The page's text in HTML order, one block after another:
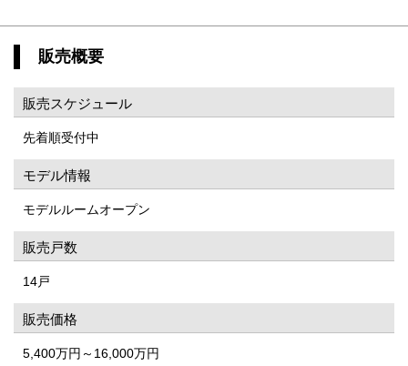
販売概要
販売スケジュール
先着順受付中
モデル情報
モデルルームオープン
販売戸数
14戸
販売価格
5,400万円～16,000万円